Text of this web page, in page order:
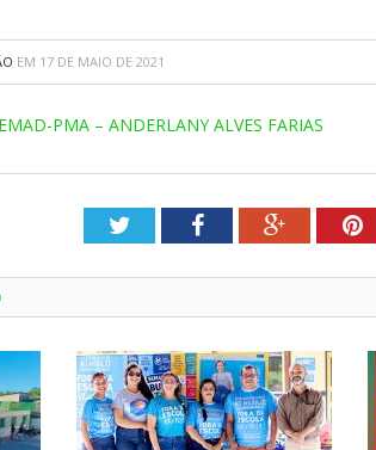
EM 17 DE MAIO DE 2021
PMA – ANDERLANY ALVES FARIAS
TwitterFacebookGoogle+